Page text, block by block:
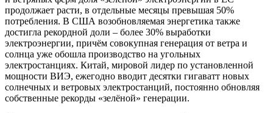
продолжает расти, в отдельные месяцы превышая 50%
потребления. В США возобновляемая энергетика также
достигла рекордной доли – более 30% выработки
электроэнергии, причём совокупная генерация от ветра и
солнца уже обошла производство на угольных
электростанциях. Китай, мировой лидер по установленной
мощности ВИЭ, ежегодно вводит десятки гигаватт новых
солнечных и ветровых электростанций, постоянно обновляя
собственные рекорды «зелёной» генерации.